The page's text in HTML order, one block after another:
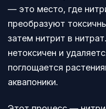
— это место, где
преобразуют
затем нитрит в
нетоксичен и
поглощается
аквапоники.